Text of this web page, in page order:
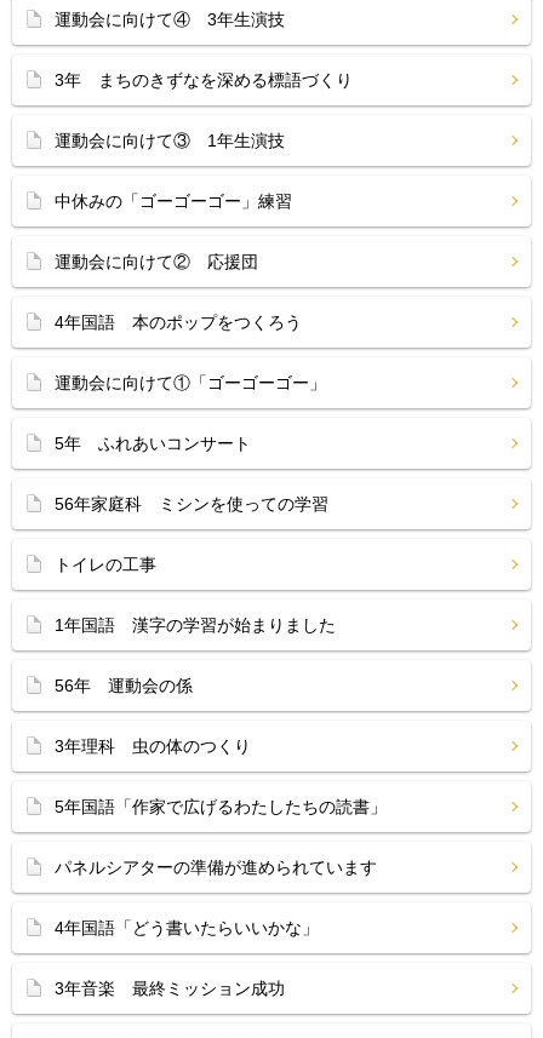
運動会に向けて④ 3年生演技
3年 まちのきずなを深める標語づくり
運動会に向けて③ 1年生演技
中休みの「ゴーゴーゴー」練習
運動会に向けて② 応援団
4年国語 本のポップをつくろう
運動会に向けて①「ゴーゴーゴー」
5年 ふれあいコンサート
56年家庭科 ミシンを使っての学習
トイレの工事
1年国語 漢字の学習が始まりました
56年 運動会の係
3年理科 虫の体のつくり
5年国語「作家で広げるわたしたちの読書」
パネルシアターの準備が進められています
4年国語「どう書いたらいいかな」
3年音楽 最終ミッション成功